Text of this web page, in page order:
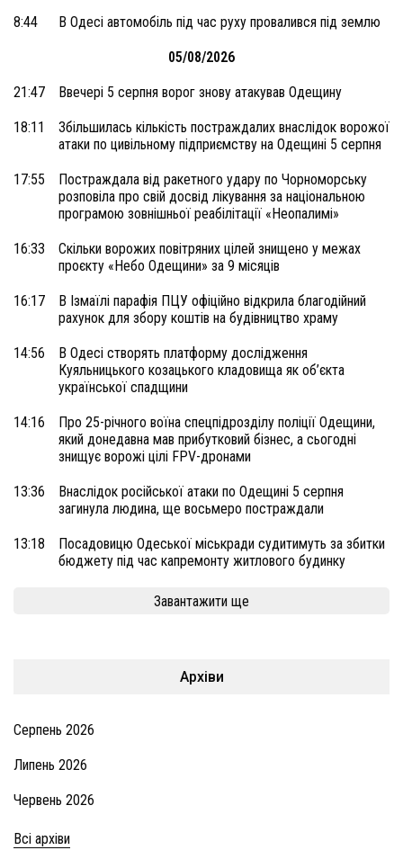
8:44 В Одесі автомобіль під час руху провалився під землю
05/08/2026
21:47 Ввечері 5 серпня ворог знову атакував Одещину
18:11
Збільшилась кількість постраждалих внаслідок ворожої
атаки по цивільному підприємству на Одещині 5 серпня
17:55
Постраждала від ракетного удару по Чорноморську
розповіла про свій досвід лікування за національною
програмою зовнішньої реабілітації «Неопалимі»
16:33
Скільки ворожих повітряних цілей знищено у межах
проєкту «Небо Одещини» за 9 місяців
16:17
В Ізмаїлі парафія ПЦУ офіційно відкрила благодійний
рахунок для збору коштів на будівництво храму
14:56
В Одесі створять платформу дослідження
Куяльницького козацького кладовища як об’єкта
української спадщини
14:16
Про 25-річного воїна спецпідрозділу поліції Одещини,
який донедавна мав прибутковий бізнес, а сьогодні
знищує ворожі цілі FPV-дронами
13:36
Внаслідок російської атаки по Одещині 5 серпня
загинула людина, ще восьмеро постраждали
13:18
Посадовицю Одеської міськради судитимуть за збитки
бюджету під час капремонту житлового будинку
Завантажити ще
Архіви
Серпень 2026
Липень 2026
Червень 2026
Всі архіви